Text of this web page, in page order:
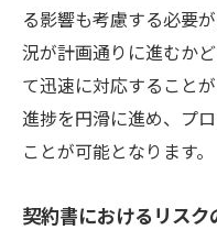
る影響も考慮する必要
況が計画通りに進むか
て迅速に対応すること
進捗を円滑に進め、プ
ことが可能となります。
契約書におけるリスク